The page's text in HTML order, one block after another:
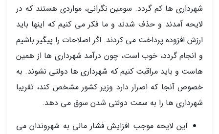
شهرداری ها کم گردد. سومین نگرانی، مواردی هستند که در
لایحه آمدند و حذف شدند و ما فکر می کنیم که اینها باید
ارزش افزوده پرداخت می کردند. اگر اصلاحات را پیگیر باشیم
و انجام گردد، خوب است، چون درآمد شهرداری ها از همین
هاست و باید مراقبت کنیم که شهرداری ها دولتی نشوند. به
خصوص آنجا که اصرار دارد وزیر کشور مشخص کند، تقریبا
شهرداری ها را به سمت دولتی شدن سوق می دهد.
این لایحه موجب افزایش فشار مالی به شهروندان می